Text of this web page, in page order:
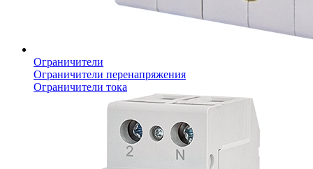
Ограничители
Ограничители перенапряжения
Ограничители тока